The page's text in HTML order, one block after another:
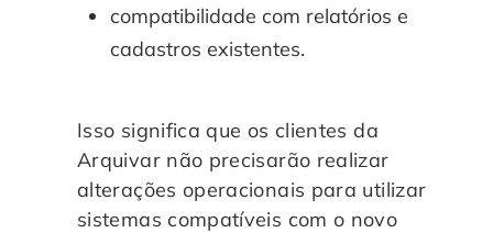
compatibilidade com relatórios e
cadastros existentes.
Isso significa que os clientes da
Arquivar não precisarão realizar
alterações operacionais para utilizar
sistemas compatíveis com o novo